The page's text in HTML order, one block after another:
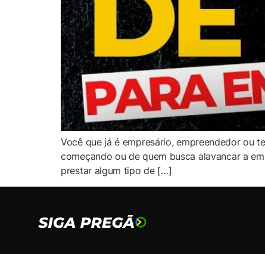
Você que já é empresário, empreendedor ou
começando ou de quem busca alavancar a
prestar algum tipo de […]